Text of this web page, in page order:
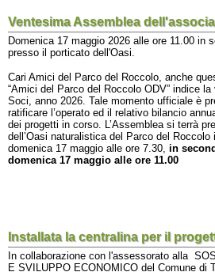
Ventesima Assemblea
Domenica 17 maggio 2026 alle ore 11.00 in
presso il porticato dell'Oasi.
Cari Amici del Parco del Roccolo, anche
“Amici del Parco del Roccolo ODV” indice
Soci, anno 2026. Tale momento ufficiale è
ratificare l’operato ed il relativo bilancio
dei progetti in corso. L’Assemblea si terrà
dell’Oasi naturalistica del Parco del
domenica 17 maggio alle ore 7.30, in
domenica 17 maggio alle ore 11.00
Installata la centralina per il
In collaborazione con l'assessorato alla
E SVILUPPO ECONOMICO del Comune di